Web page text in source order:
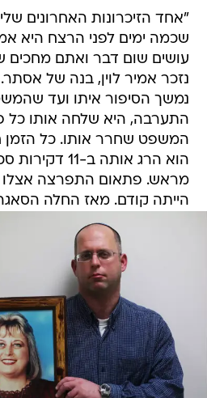
"אחד הזיכרונות האחרונים
שכמה ימים לפני הרצח היא
עושים שום דבר ואתם מחכים
נזכר אמיר לוין, בנה של
נמשך הסיפור איתו ועד
התערבה, היא שלחה אותו כל
המשפט שחרר אותו. כל הזמן
הוא הרג אותה
מראש. פתאום התפרצה אצלו
הייתה קודם. מאז החלה